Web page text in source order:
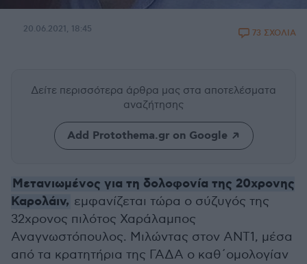
20.06.2021, 18:45 73 ΣΧΟΛΙΑ
Δείτε περισσότερα άρθρα μας στα αποτελέσματα
αναζήτησης
Add Protothema.gr on Google
Μετανιωμένος για τη δολοφονία της 20χρονης
Καρολάιν, εμφανίζεται τώρα ο σύζυγός της
32χρονος πιλότος Χαράλαμπος
Αναγνωστόπουλος. Μιλώντας στον ΑΝΤ1, μέσα
από τα κρατητήρια της ΓΑΔΑ ο καθ΄ομολογίαν